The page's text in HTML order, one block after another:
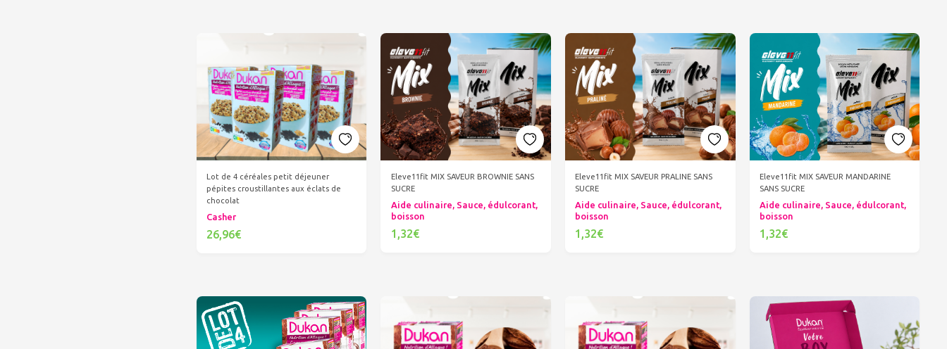
Lot de 4 céréales petit déjeuner
pépites croustillantes aux éclats de
chocolat
Casher
26,96€
Eleve11fit MIX SAVEUR BROWNIE SANS
SUCRE
Aide culinaire, Sauce, édulcorant,
boisson
1,32€
Eleve11fit MIX SAVEUR PRALINE SANS
SUCRE
Aide culinaire, Sauce, édulcorant,
boisson
1,32€
Eleve11fit MIX SAVEUR MANDARINE
SANS SUCRE
Aide culinaire, Sauce, édulcorant,
boisson
1,32€